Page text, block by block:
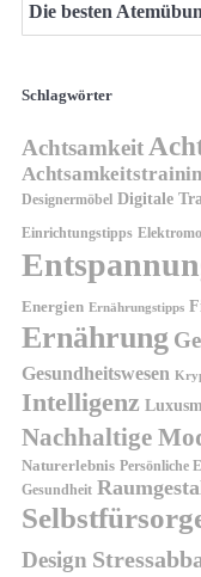
Die besten
Schlagwörter
Achtsamkeit
Designermöbel Digitale
Einrichtungstipps
Energien Ernährungstipps
Ernährung
Gesundheitswesen
Intelligenz
Nachhaltige
Naturerlebnis Persönliche
Gesundheit
Design